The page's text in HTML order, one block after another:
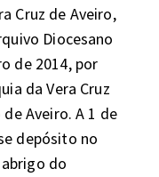
Cruz de Aveiro,
Diocesano
de 2014, por
da Vera Cruz
Aveiro. A 1 de
depósito no
do